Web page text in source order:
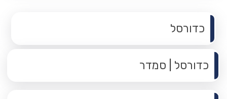
תפריט משנה
כדורסל
כדורסל | סמדר